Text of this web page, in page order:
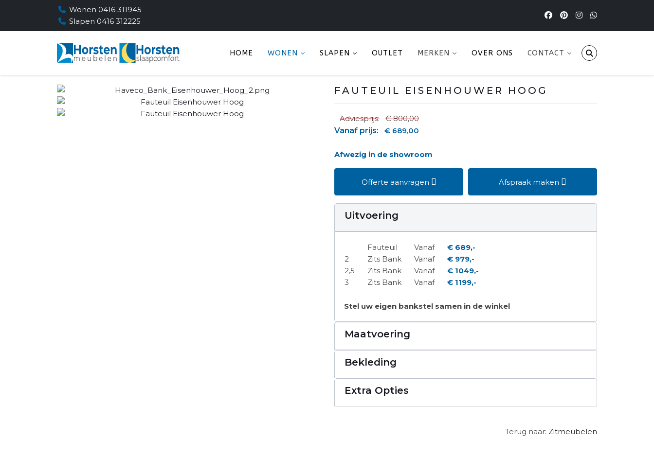
Wonen 0416 311945
Slapen 0416 312225
HOME WONEN SLAPEN OUTLET MERKEN OVER ONS CONTACT
FAUTEUIL EISENHOUWER HOOG
Adviesprijs:
€ 800,00
Vanaf prijs:
€ 689,00
Afwezig in de showroom
Offerte aanvragen Afspraak maken
Uitvoering
2
2,5
3
Fauteuil
Zits Bank
Zits Bank
Zits Bank
Vanaf
Vanaf
Vanaf
Vanaf
€ 689,-
€ 979,-
€ 1049,-
€ 1199,-
Stel uw eigen bankstel samen in de winkel
Maatvoering
Bekleding
Extra Opties
Terug naar: Zitmeubelen